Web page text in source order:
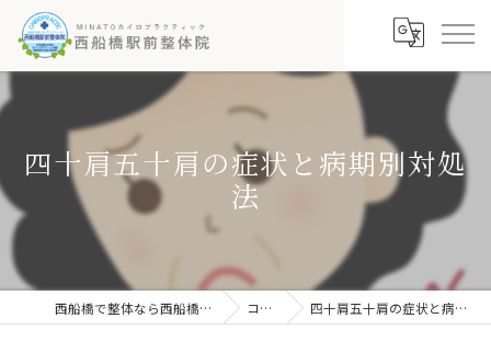
四十肩五十肩の症状と病期別対処
法
西船橋で整体なら西船橋駅前整体院 コラム 四十肩五十肩の症状と病期別対処法